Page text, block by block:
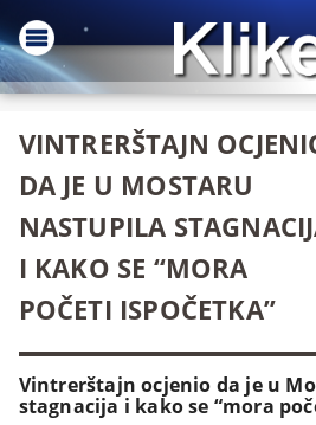
VINTRERŠTAJN
DA JE U MOSTARU
NASTUPILA
I KAKO SE “MORA
POČETI ISPOČETKA”
Vintrerštajn ocjenio da je u
stagnacija i kako se “mora